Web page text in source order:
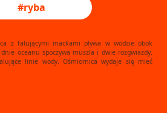
#ryba
z falującymi mackami pływa w wodzie obok
oceanu spoczywa muszla i dwie rozgwiazdy.
linie wody. Ośmiornica wydaje się mieć